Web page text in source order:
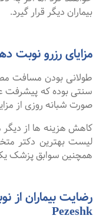
بیماران دیگر قرار گیرد.
مزایای رزرو
طولانی بودن مسافت
صورت شبانه روزی از
کاهش هزینه ها از دیگر
لیست بهترین دکتر
همچنین سوابق پزشک یکی
Pezeshk